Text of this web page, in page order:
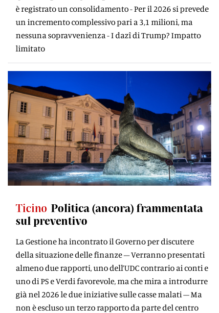
è registrato un consolidamento - Per il 2026 si prevede
un incremento complessivo pari a 3,1 milioni, ma
nessuna sopravvenienza - I dazî di Trump? Impatto
limitato
Ticino Politica (ancora) frammentata
sul preventivo
La Gestione ha incontrato il Governo per discutere
della situazione delle finanze – Verranno presentati
almeno due rapporti, uno dell’UDC contrario ai conti e
uno di PS e Verdi favorevole, ma che mira a introdurre
già nel 2026 le due iniziative sulle casse malati – Ma
non è escluso un terzo rapporto da parte del centro